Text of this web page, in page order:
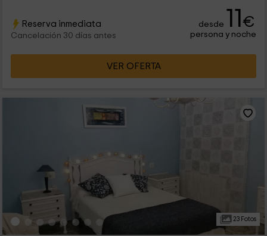
Reserva inmediata
Cancelación 30 días antes
desde 11€
persona y noche
VER OFERTA
23 Fotos